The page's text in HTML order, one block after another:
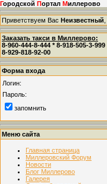
Городской Портал Миллерово
Приветствуем Вас Неизвестный
Заказать такси в Миллерово:
8-960-444-8-444 * 8-918-505-3-999
8-929-818-92-00
Форма входа
Логин:
Пароль:
запомнить
Меню сайта
Главная страница
Миллеровский Форум
Новости
Блог Миллерово
Галерея